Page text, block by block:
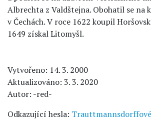
Albrechta z Valdštejna. Obohatil se na
v Čechách. V roce 1622 koupil
1649 získal Litomyšl.
Vytvořeno: 14. 3. 2000
Aktualizováno: 3. 3. 2020
Autor: -red-
Odkazující hesla: Trauttmannsdorffové